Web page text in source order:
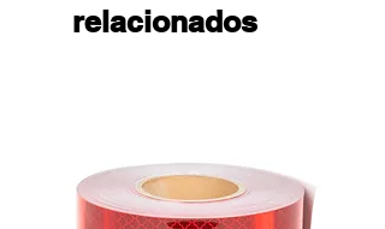
relacionados